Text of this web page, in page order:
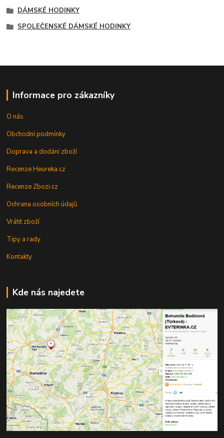
DÁMSKÉ HODINKY
SPOLEČENSKÉ DÁMSKÉ HODINKY
Informace pro zákazníky
O nás
Obchodní podmínky
Doprava a dodání zboží
Recenze Heureka.cz
Recenze Zbozi.cz
Ochrana osobních údajů
Vrátit zboží
Tipy a rady
Kontakty
Kde nás najedete